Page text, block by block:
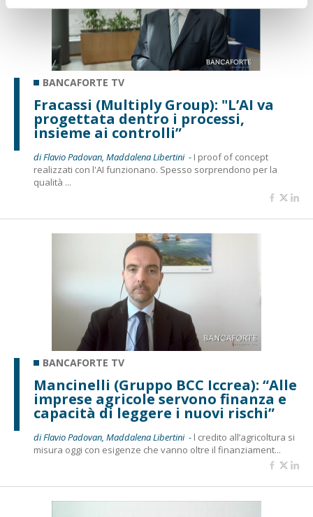
BANCAFORTE TV
Fracassi (Multiply Group): "L’AI va
progettata dentro i processi,
insieme ai controlli”
di Flavio Padovan, Maddalena Libertini - I proof of concept
realizzati con l'AI funzionano. Spesso sorprendono per la
qualità ...
BANCAFORTE TV
Mancinelli (Gruppo BCC Iccrea): “Alle
imprese agricole servono finanza e
capacità di leggere i nuovi rischi”
di Flavio Padovan, Maddalena Libertini - l credito all’agricoltura si
misura oggi con esigenze che vanno oltre il finanziament...